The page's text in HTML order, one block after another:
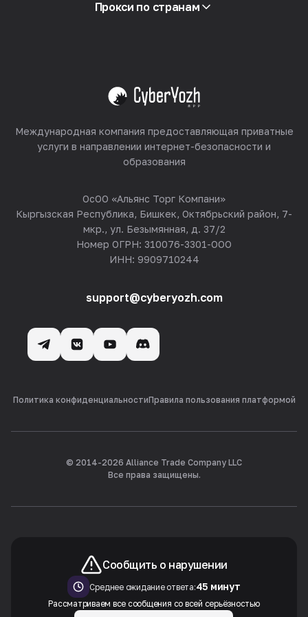
Реселлинг
Прокси по странам
Смотреть все
Международная компания предоставляющая приватные
услуги в направлении интернет-безопасности и
образования
ОсОО «Альянс Торг Компани»
Кыргызская Республика, Бишкек, Октябрьский район, 7-
мкр., ул. Безымянная, д. 37/2
Номер ОГРН: 310076-3301-ООО
ИНН: 9909710244
support@cyberyozh.com
Политика конфиденциальностиПравила пользования платформой
© 2014-2026 Alliance Trade Company LLC
Все права защищены.
Сообщить о нарушении
Среднее ожидание ответа:45 минут
Рассматриваем все сообщения со всей серьёзностью